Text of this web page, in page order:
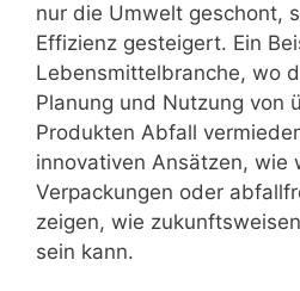
nur die Umwelt geschont,
Effizienz gesteigert. Ein
Lebensmittelbranche, wo
Planung und Nutzung von
Produkten Abfall
innovativen Ansätzen, wie
Verpackungen oder
zeigen, wie
sein kann.